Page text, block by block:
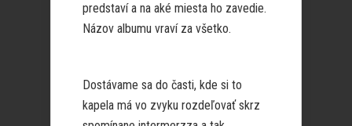
predstaví a na aké miesta ho zavedie.
Názov albumu vraví za všetko.
Dostávame sa do časti, kde si to
kapela má vo zvyku rozdeľovať skrz